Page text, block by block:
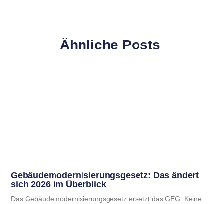
Ähnliche Posts
Gebäudemodernisierungsgesetz: Das ändert
sich 2026 im Überblick
Das Gebäudemodernisierungsgesetz ersetzt das GEG: Keine